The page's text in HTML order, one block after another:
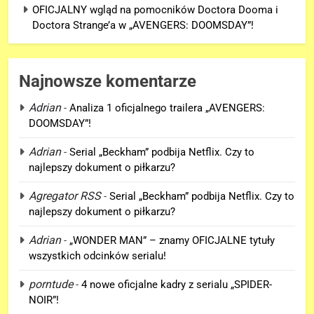
OFICJALNY wgląd na pomocników Doctora Dooma i
Doctora Strange’a w „AVENGERS: DOOMSDAY”!
Najnowsze komentarze
Adrian- Analiza 1 oficjalnego trailera „AVENGERS:
DOOMSDAY”!
Adrian- Serial „Beckham” podbija Netflix. Czy to
najlepszy dokument o piłkarzu?
Agregator RSS- Serial „Beckham” podbija Netflix. Czy to
najlepszy dokument o piłkarzu?
Adrian- „WONDER MAN” – znamy OFICJALNE tytuły
wszystkich odcinków serialu!
porntude- 4 nowe oficjalne kadry z serialu „SPIDER-
NOIR”!
OFICJALNY wgląd na
pomocników Doctora Dooma i
Doctora Strange’a w
„AVENGERS: DOOMSDAY”!
FILMY
6
Nowy wgląd na Doctora Dooma
NEWSY